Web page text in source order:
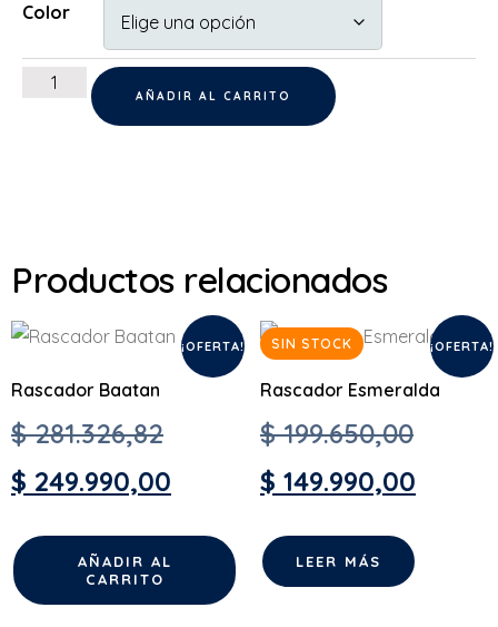
Color
AÑADIR AL CARRITO
Productos relacionados
¡OFERTA!
Rascador Baatan
$281.326,82
$ 249.990,00
AÑADIR AL
CARRITO
¡OFERTA!
Rascador Esmeralda
$199.650,00
$ 149.990,00
SIN STOCK
LEER MÁS